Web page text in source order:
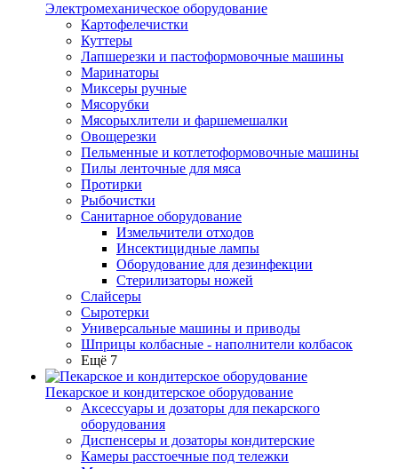
Электромеханическое оборудование
Картофелечистки
Куттеры
Лапшерезки и пастоформовочные машины
Маринаторы
Миксеры ручные
Мясорубки
Мясорыхлители и фаршемешалки
Овощерезки
Пельменные и котлетоформовочные машины
Пилы ленточные для мяса
Протирки
Рыбочистки
Санитарное оборудование
Измельчители отходов
Инсектицидные лампы
Оборудование для дезинфекции
Стерилизаторы ножей
Слайсеры
Сыротерки
Универсальные машины и приводы
Шприцы колбасные - наполнители колбасок
Ещё 7
Пекарское и кондитерское оборудование
Аксессуары и дозаторы для пекарского
оборудования
Диспенсеры и дозаторы кондитерские
Камеры расстоечные под тележки